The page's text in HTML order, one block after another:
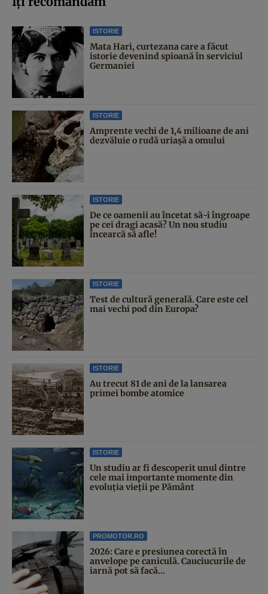
ISTORIE
Mata Hari, curtezana care a făcut
istorie devenind spioană în serviciul
Germaniei
ISTORIE
Amprente vechi de 1,4 milioane de ani
dezvăluie o rudă uriașă a omului
ISTORIE
De ce oamenii au încetat să-i îngroape
pe cei dragi acasă? Un nou studiu
încearcă să afle!
ISTORIE
Test de cultură generală. Care este cel
mai vechi pod din Europa?
ISTORIE
Au trecut 81 de ani de la lansarea
primei bombe atomice
ISTORIE
Un studiu ar fi descoperit unul dintre
cele mai importante momente din
evoluția vieții pe Pământ
PROMOTOR.RO
2026: Care e presiunea corectă în
anvelope pe caniculă. Cauciucurile de
iarnă pot să facă...